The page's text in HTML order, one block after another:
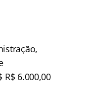
R$ 6.000,00